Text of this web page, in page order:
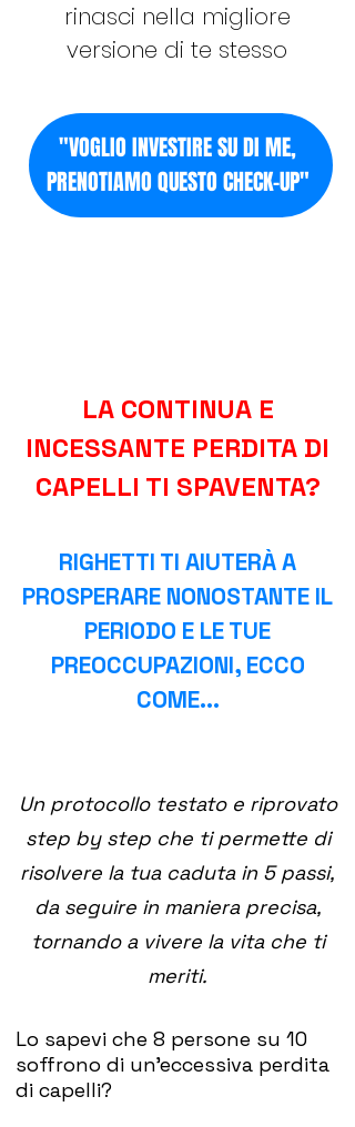
rinasci nella migliore
versione di te stesso
"VOGLIO INVESTIRE SU DI ME,
PRENOTIAMO QUESTO CHECK-UP"
LA CONTINUA E
INCESSANTE PERDITA DI
CAPELLI TI SPAVENTA?
RIGHETTI TI AIUTERÀ A
PROSPERARE NONOSTANTE IL
PERIODO E LE TUE
PREOCCUPAZIONI, ECCO
COME...
Un protocollo testato e riprovato
step by step che ti permette di
risolvere la tua caduta in 5 passi,
da seguire in maniera precisa,
tornando a vivere la vita che ti
meriti.
Lo sapevi che 8 persone su 10
soffrono di un'eccessiva perdita
di capelli?